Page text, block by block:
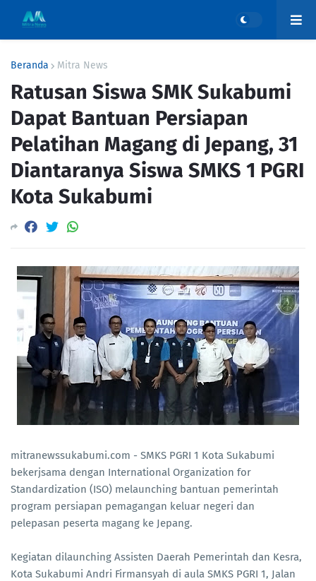
Beranda Mitra News
Ratusan Siswa SMK Sukabumi
Dapat Bantuan Persiapan
Pelatihan Magang di Jepang, 31
Diantaranya Siswa SMKS 1 PGRI
Kota Sukabumi
mitranewssukabumi.com - SMKS PGRI 1 Kota Sukabumi
bekerjsama dengan International Organization for
Standardization (ISO) melaunching bantuan pemerintah
program persiapan pemagangan keluar negeri dan
pelepasan peserta magang ke Jepang.
Kegiatan dilaunching Assisten Daerah Pemerintah dan Kesra,
Kota Sukabumi Andri Firmansyah di aula SMKS PGRI 1, Jalan